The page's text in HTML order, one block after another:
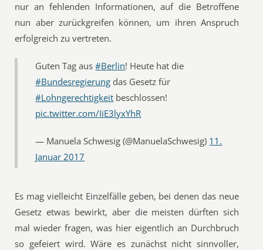
nur an fehlenden Informationen, auf die Betroffene
nun aber zurückgreifen können, um ihren Anspruch
erfolgreich zu vertreten.
Guten Tag aus#Berlin! Heute hat die
#Bundesregierung das Gesetz für
#Lohngerechtigkeit beschlossen!
pic.twitter.com/IiE3lyxYhR
— Manuela Schwesig (@ManuelaSchwesig) 11.
Januar 2017
Es mag vielleicht Einzelfälle geben, bei denen das neue
Gesetz etwas bewirkt, aber die meisten dürften sich
mal wieder fragen, was hier eigentlich an Durchbruch
so gefeiert wird. Wäre es zunächst nicht sinnvoller,